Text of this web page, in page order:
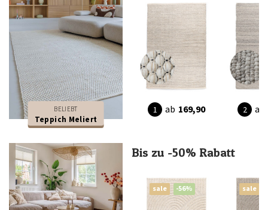
BELIEBT
Teppich Meliert
ab 169,90 ab
Bis zu -50% Rabatt
sale -56% sale